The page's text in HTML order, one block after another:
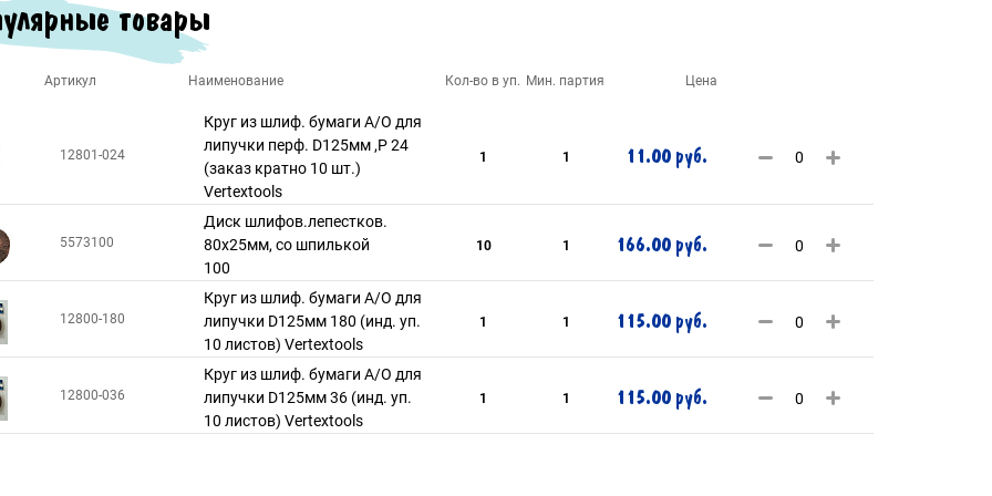
товары
Артикул Наименование Кол-во в уп. Мин. партия Цена
12801-024
Круг из шлиф. бумаги А/О для
липучки перф. D125мм ,Р 24
(заказ кратно 10 шт.)
Vertextools
1 1 11.00 руб.
5573100
Диск шлифов.лепестков.
80х25мм, со шпилькой
100
10 1 166.00 руб.
12800-180
Круг из шлиф. бумаги А/О для
липучки D125мм 180 (инд. уп.
10 листов) Vertextools
1 1 115.00 руб.
12800-036
Круг из шлиф. бумаги А/О для
липучки D125мм 36 (инд. уп.
10 листов) Vertextools
1 1 115.00 руб.